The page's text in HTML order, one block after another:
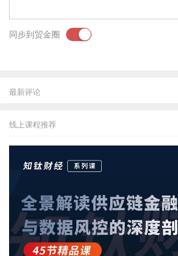
过去，银行网点多承载存、贷、汇等
随着手机银行以及4G的普
持
1、银行物理网点减少是定论
利率市场化改革直接导致银行业利润
营业网点作为银行最“昂贵”
利润中心变为成本中心。长期看，传
断下降和居高不下的运营成本、人力
理网点效益下降成为必然，因此银行
也是定论。
同步到贸金圈
最新评论
线上课程推荐